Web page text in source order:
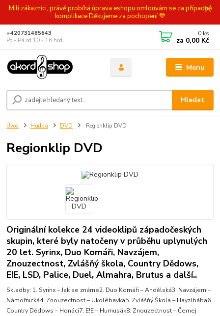
Milí zákazníci, právě probíhá úprava eshopu omlouvám se za případné
komplikace Děkujeme za pochopení 💙
Menu
Hledat
+420731485643
Po - Pá od 10 - 16 hod.
0 ks
za 0,00 Kč
Úvod Hudba DVD Regionklip DVD
Regionklip DVD
Originální kolekce 24 videoklipů západočeských
skupin, které byly natočeny v průběhu uplynulých
20 let. Syrinx, Duo Komáři, Navzájem,
Znouzectnost, Zvlášňý škola, Country Dědows,
E!E, LSD, Palice, Duel, Almahra, Brutus a další..
Skladby: 1. Syrinx – Jak se známe2. Duo Komáři – Andělská3. Navzájem –
Námořnická4. Znouzectnost – Ukolébavka5. Zvlášňý Škola – Hayzlbába6.
Country Dědows – Honáci7. E!E – Humusák8. Znouzectnost – Černej